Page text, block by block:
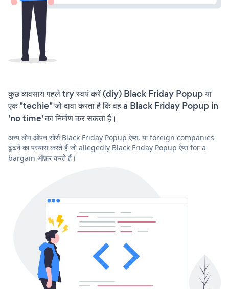
कुछ व्यवसाय पहले try स्वयं करें (diy) Black Friday Popup या
एक "techie" जो दावा करता है कि वह a Black Friday Popup in
'no time' का निर्माण कर सकता है।
अन्य लोग ओपन सोर्स Black Friday Popup ऐप्स, या foreign companies
ढूंढने का प्रयास करते हैं जो allegedly Black Friday Popup ऐप्स for a
bargain ऑफ़र करते हैं।